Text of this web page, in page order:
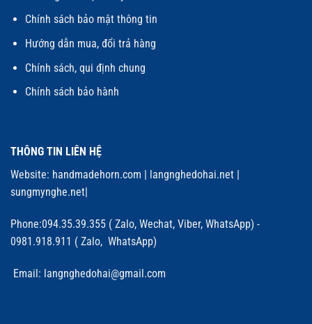
Chính sách bảo mật thông tin
Hướng dẫn mua, đổi trả hàng
Chính sách, qui định chung
Chính sách bảo hành
THÔNG TIN LIÊN HỆ
Website: handmadehorn.com | langnghedohai.net |
sungmynghe.net|
Phone:094.35.39.355 ( Zalo, Wechat, Viber, WhatsApp) -
0981.918.911 ( Zalo, WhatsApp)
Email: langnghedohai@gmail.com